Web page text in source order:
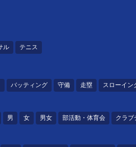
ル テニス
バッティング 守備 走塁 スローイン
男 女 男女 部活動・体育会 クラブ